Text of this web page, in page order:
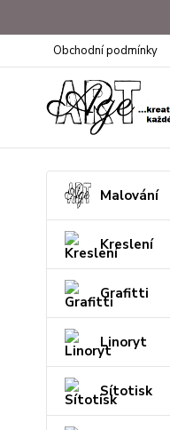
Obchodní podmínky
Malování
Kreslení
Grafitti
Linoryt
Sítotisk